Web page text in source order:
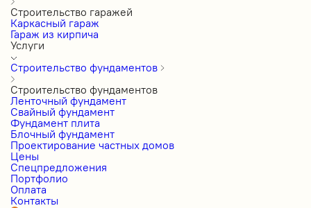
Строительство гаражей
Каркасный гараж
Гараж из кирпича
Услуги
Строительство фундаментов
Строительство фундаментов
Ленточный фундамент
Свайный фундамент
Фундамент плита
Блочный фундамент
Проектирование частных домов
Цены
Cпецпредложения
Портфолио
Оплата
Контакты